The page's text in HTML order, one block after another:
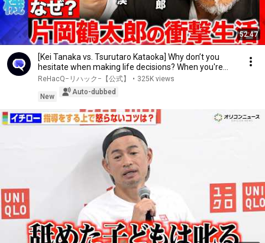
52:47
[Kei Tanaka vs. Tsurutaro Kataoka] Why don’t you
hesitate when making life decisions? When you're...
ReHacQ−リハック−【公式】 • 325K views
New
Auto-dubbed